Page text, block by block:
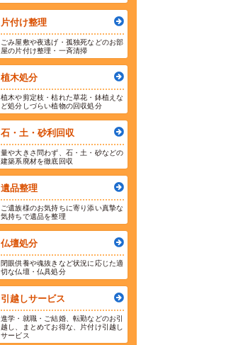
片付け整理
ごみ屋敷や夜逃げ・孤独死などのお部
屋の片付け整理・一斉清掃
植木処分
植木や剪定枝・枯れた草花・鉢植えな
ど処分しづらい植物の回収処分
石・土・砂利回収
量や大きさ問わず、石・土・砂などの
建築系廃材を徹底回収
遺品整理
ご遺族様のお気持ちに寄り添い真摯な
気持ちで遺品を整理
仏壇処分
閉眼供養や魂抜きなど状況に応じた適
切な仏壇・仏具処分
引越しサービス
進学・就職・ご結婚、転勤などのお引
越し、まとめてお得な、片付け引越し
サービス